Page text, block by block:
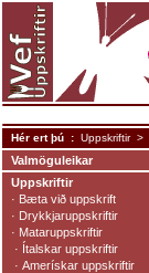
Valmöguleikar
Uppskriftir
· Bæta við uppskrift
· Drykkjaruppskriftir
· Mataruppskriftir
· Ítalskar uppskriftir
· Amerískar uppskriftir
Hér ert þú : Uppskriftir >